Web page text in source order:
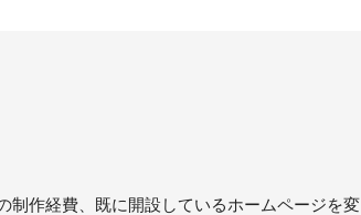
制作経費、既に開設しているホームページを変